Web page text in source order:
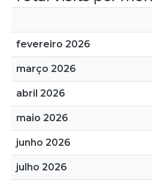
fevereiro 2026
março 2026
abril 2026
maio 2026
junho 2026
julho 2026